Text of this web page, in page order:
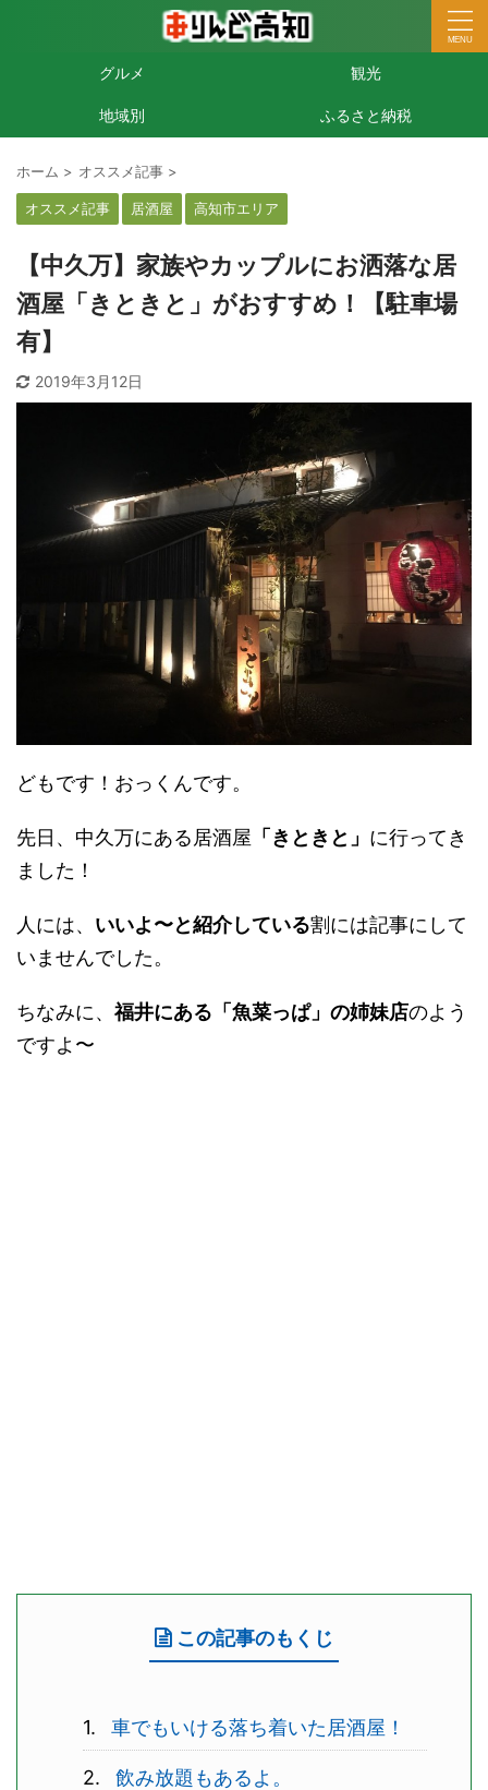
グルメ 観光
地域別 ふるさと納税
ホーム > オススメ記事 >
オススメ記事 居酒屋 高知市エリア
【中久万】家族やカップルにお洒落な居
酒屋「きときと」がおすすめ！【駐車場
有】
2019年3月12日
どもです！おっくんです。
先日、中久万にある居酒屋 「きときと」 に行ってき
ました！
人には、 いいよ〜と紹介している割には記事にして
いませんでした。
ちなみに、 福井にある「魚菜っぱ」の姉妹店のよう
ですよ〜
この記事のもくじ
車でもいける落ち着いた居酒屋！
飲み放題もあるよ。